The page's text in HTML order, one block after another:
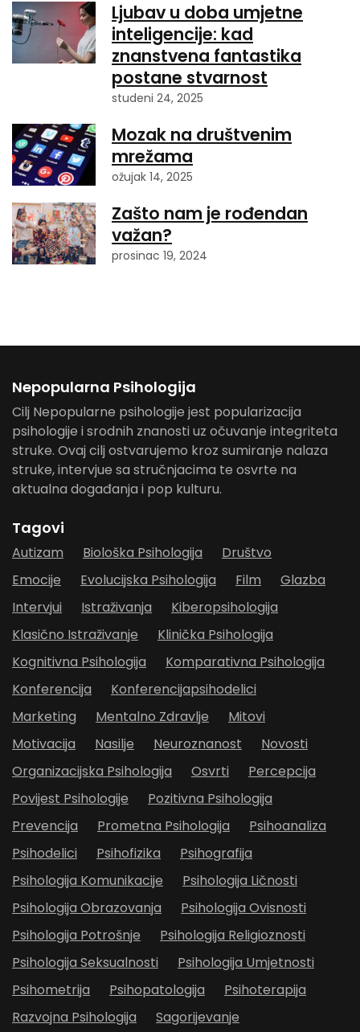
Ljubav u doba umjetne
inteligencije: kad
znanstvena fantastika
postane stvarnost
studeni 24, 2025
Mozak na društvenim
mrežama
ožujak 14, 2025
Zašto nam je rođendan
važan?
prosinac 19, 2024
Nepopularna Psihologija
Cilj Nepopularne psihologije jest popularizacija
psihologije i srodnih znanosti uz očuvanje integriteta
struke. Ovaj cilj ostvarujemo kroz sumiranje nalaza
struke, intervjue sa stručnjacima te osvrte na
aktualna događanja i pop kulturu.
Tagovi
Autizam Biološka Psihologija
Društvo
Emocije
Evolucijska Psihologija Film
Glazba
Intervjui
Istraživanja
Kiberopsihologija
Klasično Istraživanje
Klinička Psihologija
Kognitivna Psihologija
Komparativna Psihologija
Konferencija
Konferencijapsihodelici
Marketing
Mentalno Zdravlje
Mitovi
Motivacija
Nasilje Neuroznanost
Novosti
Organizacijska Psihologija
Osvrti
Percepcija
Povijest Psihologije
Pozitivna Psihologija
Prevencija
Prometna Psihologija
Psihoanaliza
Psihodelici
Psihofizika
Psihografija
Psihologija Komunikacije
Psihologija Ličnosti
Psihologija Obrazovanja
Psihologija Ovisnosti
Psihologija Potrošnje
Psihologija Religioznosti
Psihologija Seksualnosti
Psihologija Umjetnosti
Psihometrija
Psihopatologija
Psihoterapija
Razvojna Psihologija
Sagorijevanje